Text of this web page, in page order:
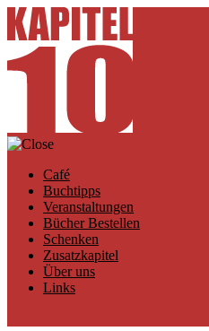
Café
Buchtipps
Veranstaltungen
Bücher Bestellen
Schenken
Zusatzkapitel
Über uns
Links